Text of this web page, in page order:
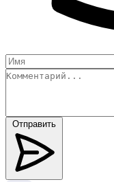
Отправить